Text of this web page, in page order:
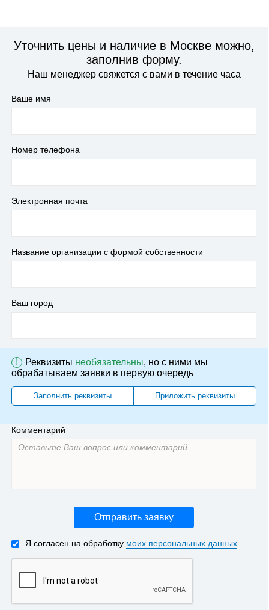
Уточнить цены и наличие в Москве можно,
заполнив форму.
Наш менеджер свяжется с вами в течение часа
Ваше имя
Номер телефона
Электронная почта
Название организации с формой собственности
Ваш город
! Реквизиты необязательны, но с ними мы
обрабатываем заявки в первую очередь
Заполнить реквизиты Приложить реквизиты
Комментарий
Отправить заявку
Я согласен на обработку моих персональных данных